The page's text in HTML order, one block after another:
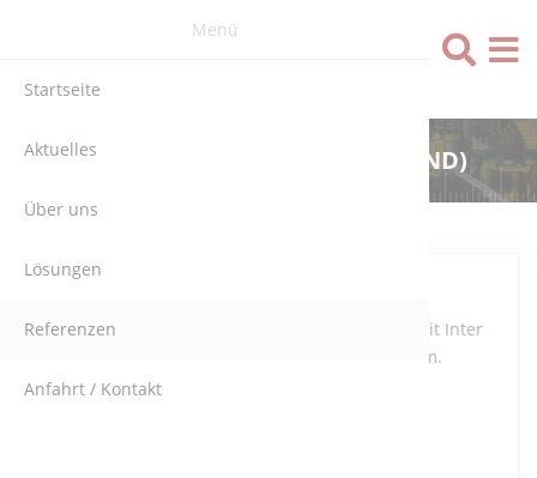
GHH FAHRZEUGE (DEUTSCHLAND)
automation mit Inter
Control System.
Menü
Startseite
Aktuelles
Über uns
Lösungen
Referenzen
Anfahrt / Kontakt